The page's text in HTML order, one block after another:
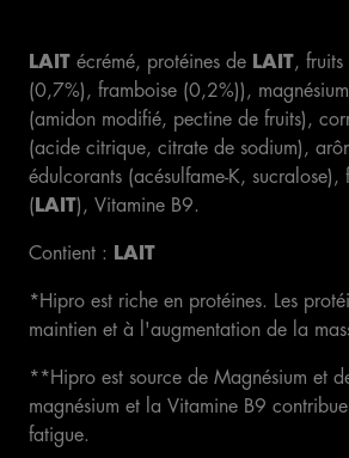
dont Acides gras saturés
Glucides
Sel
Calcium
LAIT écrémé, protéines de LAIT,
(0,7%), framboise (0,2%)),
(amidon modifié, pectine de fruits),
(acide citrique, citrate de sodium),
édulcorants (acésulfame-K, sucralose),
( LAIT), Vitamine B9.
Contient : LAIT
*Hipro est riche en protéines. Les
maintien et à l'augmentation de la
**Hipro est source de Magnésium et
magnésium et la Vitamine B9
fatigue.